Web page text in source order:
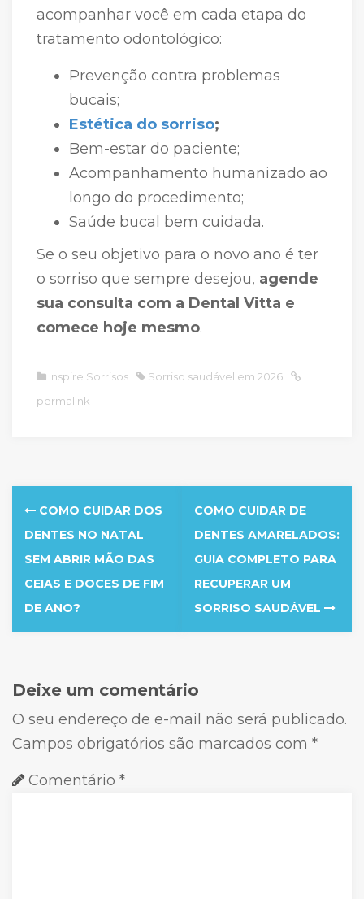
acompanhar você em cada etapa do
tratamento odontológico:
Prevenção contra problemas
bucais;
Estética do sorriso;
Bem-estar do paciente;
Acompanhamento humanizado ao
longo do procedimento;
Saúde bucal bem cuidada.
Se o seu objetivo para o novo ano é ter
o sorriso que sempre desejou, agende
sua consulta com a Dental Vitta e
comece hoje mesmo.
Inspire Sorrisos
Sorriso saudável em 2026
permalink
Post
navigation
COMO CUIDAR DOS
DENTES NO NATAL
SEM ABRIR MÃO DAS
CEIAS E DOCES DE FIM
DE ANO?
COMO CUIDAR DE
DENTES AMARELADOS:
GUIA COMPLETO PARA
RECUPERAR UM
SORRISO SAUDÁVEL
Deixe um comentário
O seu endereço de e-mail não será publicado.
Campos obrigatórios são marcados com *
Comentário *